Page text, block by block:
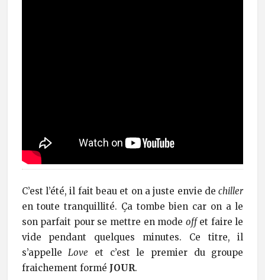
C’est l’été, il fait beau et on a juste envie dechiller
en toute tranquillité. Ça tombe bien car on a le
son parfait pour se mettre en mode offet faire le
vide pendant quelques minutes. Ce titre, il
s’appelleLove et c’est le premier du groupe
fraichement formé JOUR.